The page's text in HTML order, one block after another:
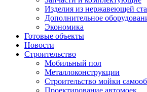
Изделия из нержавеющей
Дополнительное
Экономика
Готовые объекты
Новости
Строительство
Мобильный пол
Металлоконструкции
Строительство мойки
Проектирование автомоек